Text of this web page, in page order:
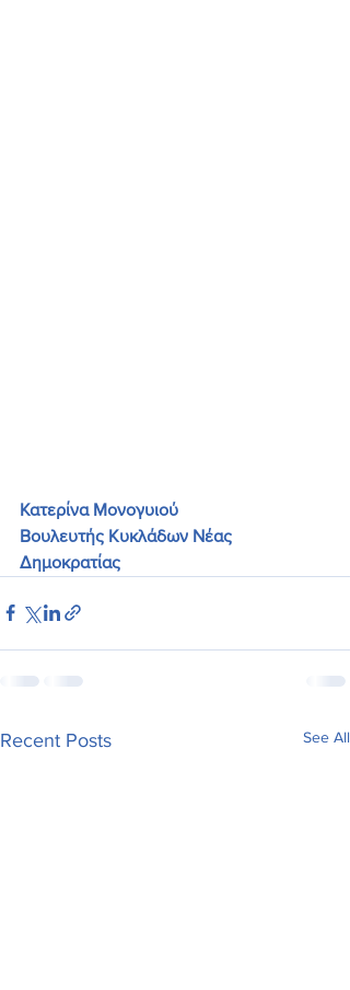
Κατερίνα Μονογυιού
Βουλευτής Κυκλάδων Νέας
Δημοκρατίας
Recent Posts See All